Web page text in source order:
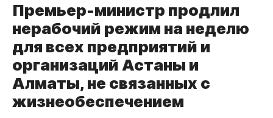
Премьер-министр продлил
нерабочий режим на неделю
для всех предприятий и
организаций Астаны и
Алматы, не связанных с
жизнеобеспечением